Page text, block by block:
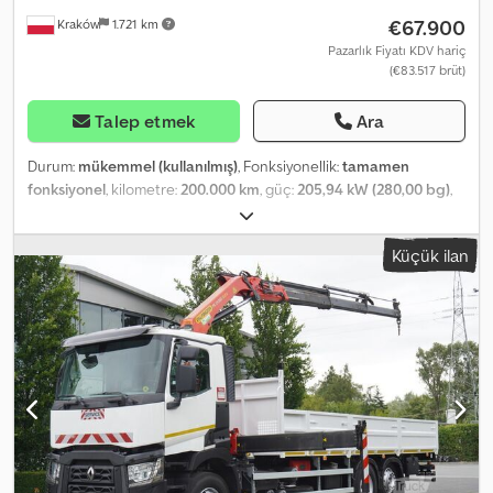
Kraków 1.721 km €67.900
Pazarlık Fiyatı KDV hariç
(€83.517 brüt)
Talep etmek Ara
Durum: mükemmel (kullanılmış), Fonksiyonellik:tamamen
fonksiyonel, kilometre:200.000 km, güç:205,94 kW (280,00 bg),
10.970 kg
toplam ağırlık:19.000 kg, dingil konfigürasyonu:4x2, dingil
mesafesi:
, renk:beyaz , şoför kabini: gündüz kabini,
vites türü:otomatik , emisyon sınıfı:Euro 6, yükleme alanı uzunluğu:
6.200 mm, yükleme alanı genişliği:2.460 mm, yükleme alanı
yüksekliği:600 mm, Üretim yılı:2020, Donanım:
diferansiyel kilidi,
hız sabitleyici, klima, vinç, RENAULT C280 DTI 8 / FASSI vinç 5,6 T /
560 saat / 8 m erişim / 15 EPAL platform 2019/2020 Kilometre:
198.000 km Teknik özellikler Brüt ağırlık: 19.000 kg Araç ağırlığı:
10.970 kg Yük kapasitesi: 8.030 kg Motor gücü: 280 HP Motor
hacmi: 7.698 cc Euro 6 AdBlue Dingil mesafesi: 525 cm Crjdpfx
Aqszrw Rhoief Fassi F135a.22 vinç 560 çalışma saati 8 m erişim
Küçük ilan